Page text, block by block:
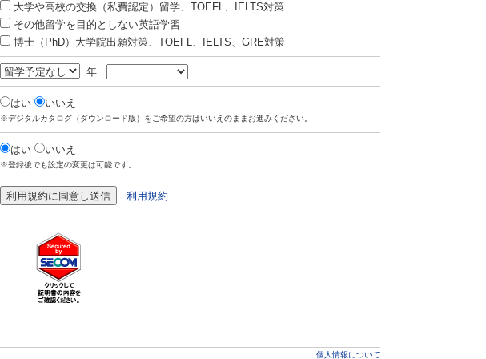
大学や高校の交換（私費認定）留学、TOEFL、IELTS対策
その他留学を目的としない英語学習
博士（PhD）大学院出願対策、TOEFL、IELTS、GRE対策
年
はい いいえ
※デジタルカタログ（ダウンロード版）をご希望の方はいいえのままお進みください。
はい いいえ
※登録後でも設定の変更は可能です。
利用規約
個人情報について